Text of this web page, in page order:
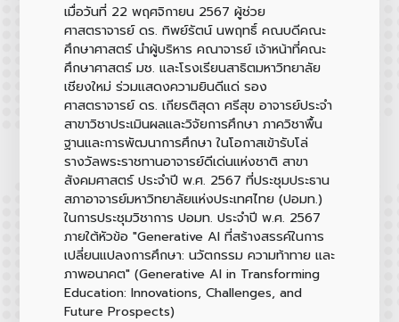
เมื่อวันที่ 22 พฤศจิกายน 2567 ผู้ช่วย
ศาสตราจารย์ ดร. ทิพย์รัตน์ นพฤทธิ์คณบดีคณะ
ศึกษาศาสตร์ นำผู้บริหาร คณาจารย์ เจ้าหน้าที่คณะ
ศึกษาศาสตร์ มช. และโรงเรียนสาธิตมหาวิทยาลัย
เชียงใหม่ ร่วมแสดงความยินดีแด่ รอง
ศาสตราจารย์ ดร. เกียรติสุดา ศรีสุขอาจารย์ประจำ
สาขาวิชาประเมินผลและวิจัยการศึกษา ภาควิชาพื้น
ฐานและการพัฒนาการศึกษา ในโอกาสเข้ารับโล่
รางวัลพระราชทานอาจารย์ดีเด่นแห่งชาติ สาขา
สังคมศาสตร์ ประจำปี พ.ศ. 2567 ที่ประชุมประธาน
สภาอาจารย์มหาวิทยาลัยแห่งประเทศไทย (ปอมท.)
ในการประชุมวิชาการ ปอมท. ประจำปี พ.ศ. 2567
ภายใต้หัวข้อ "Generative AI ที่สร้างสรรค์ในการ
เปลี่ยนแปลงการศึกษา: นวัตกรรม ความท้าทาย และ
ภาพอนาคต"(Generative AI in Transforming
Education: Innovations, Challenges, and
Future Prospects)